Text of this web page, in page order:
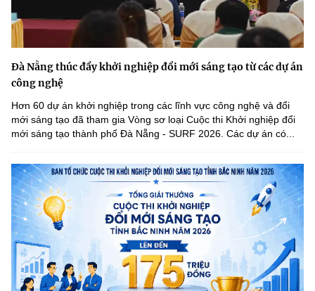
Đà Nẵng thúc đẩy khởi nghiệp đổi mới sáng tạo từ các dự án
công nghệ
Hơn 60 dự án khởi nghiệp trong các lĩnh vực công nghệ và đổi
mới sáng tạo đã tham gia Vòng sơ loại Cuộc thi Khởi nghiệp đổi
mới sáng tạo thành phố Đà Nẵng - SURF 2026. Các dự án có...